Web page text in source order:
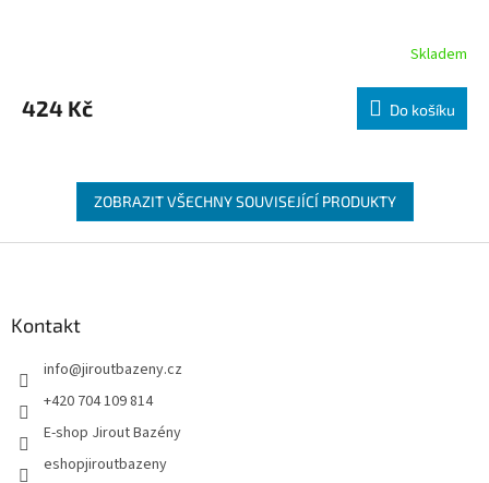
Skladem
424 Kč Do košíku
ZOBRAZIT VŠECHNY SOUVISEJÍCÍ PRODUKTY
Kontakt
info@jiroutbazeny.cz
+420 704 109 814
E-shop Jirout Bazény
eshopjiroutbazeny